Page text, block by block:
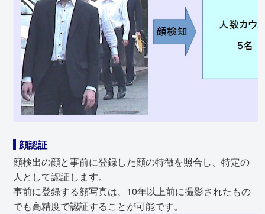
顔認証
顔検出の顔と事前に登録した顔の特徴を照合し、特定の
人として認証します。
事前に登録する顔写真は、10年以上前に撮影されたもの
でも高精度で認証することが可能です。